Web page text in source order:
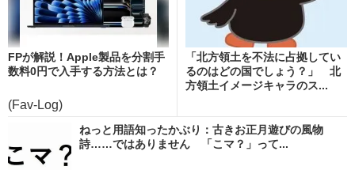
FPが解説！Apple製品を分割手
数料0円で入手する方法とは？
(Fav-Log)
「北方領土を不法に占拠してい
るのはどの国でしょう？」 北
方領土イメージキャラのス...
ねっと用語知ったかぶり：古きお正月遊びの風物
詩……ではありません 「こマ？」って...